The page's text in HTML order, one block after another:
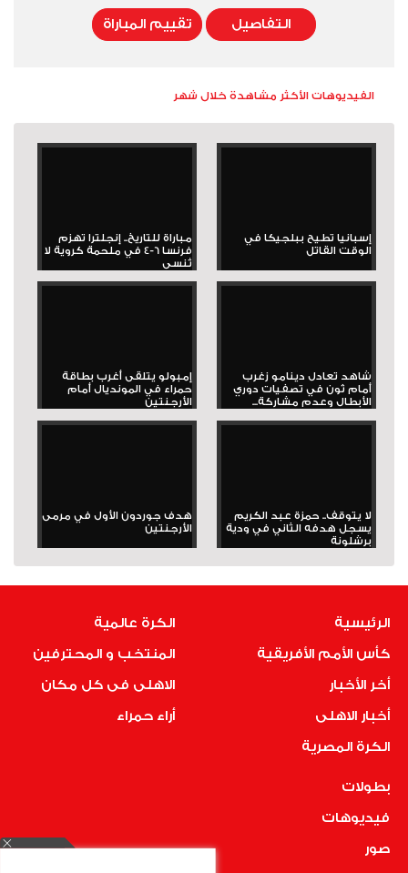
التفاصيل تقييم المباراة
الفيديوهات الأكثر مشاهدة خلال شهر
إسبانيا تطيح ببلجيكا في
الوقت القاتل
مباراة للتاريخ.. إنجلترا تهزم
فرنسا 6-4 في ملحمة كروية لا
تُنسى
شاهد تعادل دينامو زغرب
أمام ثون في تصفيات دوري
الأبطال وعدم مشاركة...
إمبولو يتلقى أغرب بطاقة
حمراء في المونديال أمام
الأرجنتين
لا يتوقف.. حمزة عبد الكريم
يسجل هدفه الثاني في ودية
برشلونة
هدف جوردون الأول في مرمى
الأرجنتين
الرئيسية
كأس الأمم الأفريقية
أخر الأخبار
أخبار الاهلى
الكرة المصرية
الكرة عالمية
المنتخب و المحترفين
الاهلى فى كل مكان
أراء حمراء
بطولات
فيديوهات
صور